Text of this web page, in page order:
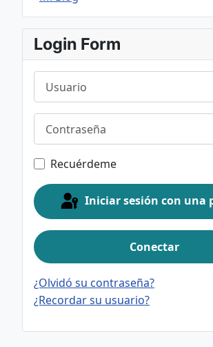
Login Form
Recuérdeme
Iniciar sesión con una
Conectar
¿Olvidó su contraseña?
¿Recordar su usuario?